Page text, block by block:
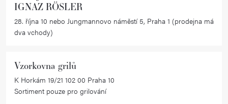
IGNAZ RÖSLER
28. října 10 nebo Jungmannovo náměstí 5, Praha 1 (prodejna má
dva vchody)
Vzorkovna grilů
K Horkám 19/21 102 00 Praha 10
Sortiment pouze pro grilování